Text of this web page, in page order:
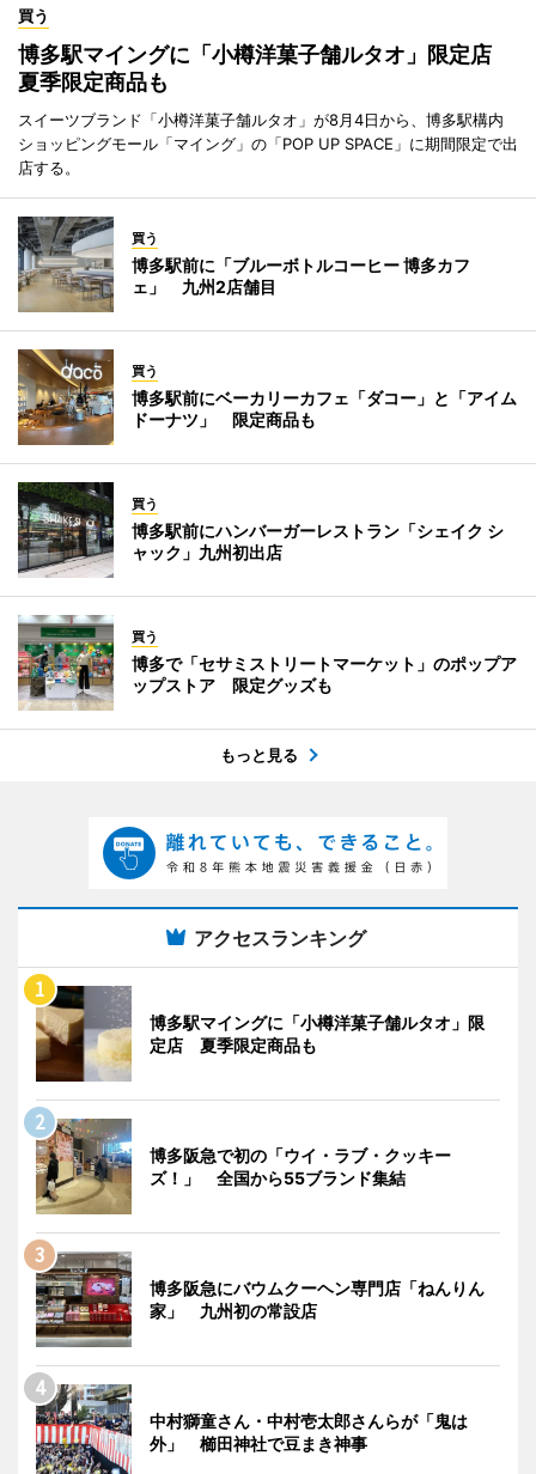
買う
博多駅マイングに「小樽洋菓子舗ルタオ」限定店
夏季限定商品も
スイーツブランド「小樽洋菓子舗ルタオ」が8月4日から、博多駅構内
ショッピングモール「マイング」の「POP UP SPACE」に期間限定で出
店する。
買う
博多駅前に「ブルーボトルコーヒー 博多カフ
ェ」 九州2店舗目
買う
博多駅前にベーカリーカフェ「ダコー」と「アイム
ドーナツ」 限定商品も
買う
博多駅前にハンバーガーレストラン「シェイク シ
ャック」九州初出店
買う
博多で「セサミストリートマーケット」のポップア
ップストア 限定グッズも
もっと見る
アクセスランキング
博多駅マイングに「小樽洋菓子舗ルタオ」限
定店 夏季限定商品も
博多阪急で初の「ウイ・ラブ・クッキー
ズ！」 全国から55ブランド集結
博多阪急にバウムクーヘン専門店「ねんりん
家」 九州初の常設店
中村獅童さん・中村壱太郎さんらが「鬼は
外」 櫛田神社で豆まき神事